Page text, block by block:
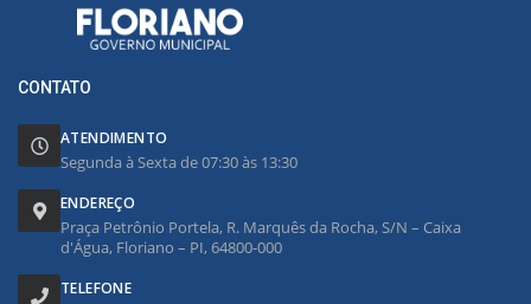
CONTATO
ATENDIMENTO
Segunda à Sexta de 07:30 às 13:30
ENDEREÇO
Praça Petrônio Portela, R. Marquês da Rocha, S/N – Caixa
d'Água, Floriano – PI, 64800-000
TELEFONE